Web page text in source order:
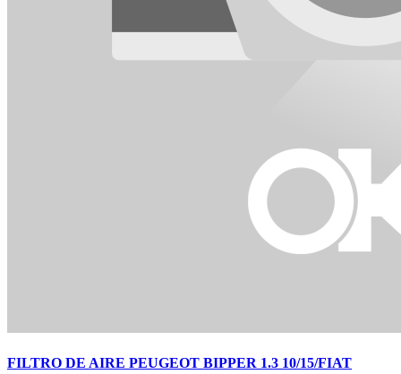
FILTRO DE AIRE PEUGEOT BIPPER 1.3 10/15/FIAT